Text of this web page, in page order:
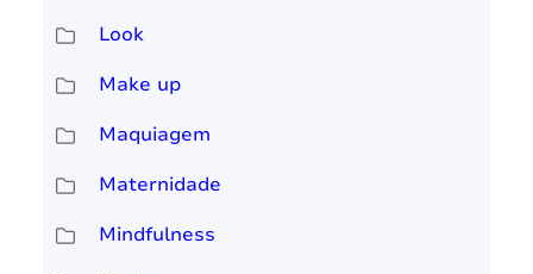
Look
Make up
Maquiagem
Maternidade
Mindfulness